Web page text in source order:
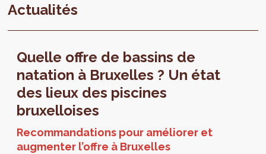
Actualités
Quelle offre de bassins de
natation à Bruxelles ? Un état
des lieux des piscines
bruxelloises
Recommandations pour améliorer et
augmenter l’offre à Bruxelles